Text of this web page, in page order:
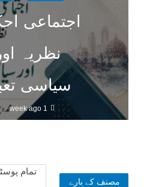
اجتماعی
نظریہ اور
سیاسی
1 week ago
مصنف کے بارے
تمام